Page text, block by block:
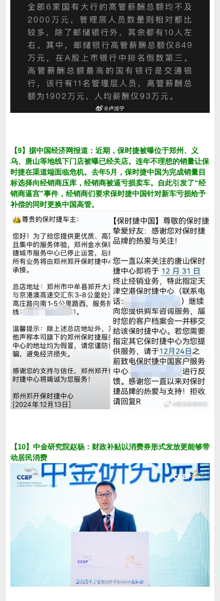
【9】据中国经济网报道：近期，保时捷被曝位于郑州、义
乌、唐山等地线下门店被曝已经关店。连年不理想的销量让保
时捷在渠道端面临危机。去年5月，保时捷中国为完成销量目
标选择向经销商压库，经销商被逼亏损卖车。自此引发了“经
销商逼宫”事件，经销商们要求保时捷中国针对新车亏损给予
补偿的同时更换中国高管。
【10】中金研究院赵杨：财政补贴以消费券形式发放更能够带
动居民消费